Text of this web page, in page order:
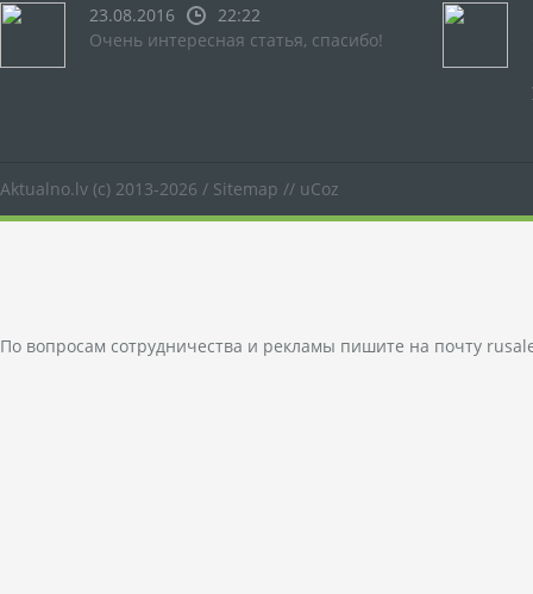
23.08.2016
22:22
Очень интересная статья, спасибо!
Aktualno.lv (c) 2013-2026 / Sitemap // uCoz
По вопросам сотрудничества и рекламы пишите на почту